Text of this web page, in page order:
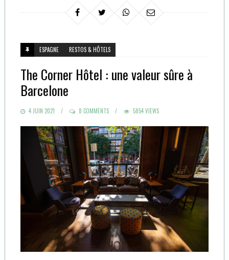
ESPAGNE RESTOS & HÔTELS
The Corner Hôtel : une valeur sûre à
Barcelone
POSTED
4 JUIN 2021 8 COMMENTS 5854 VIEWS